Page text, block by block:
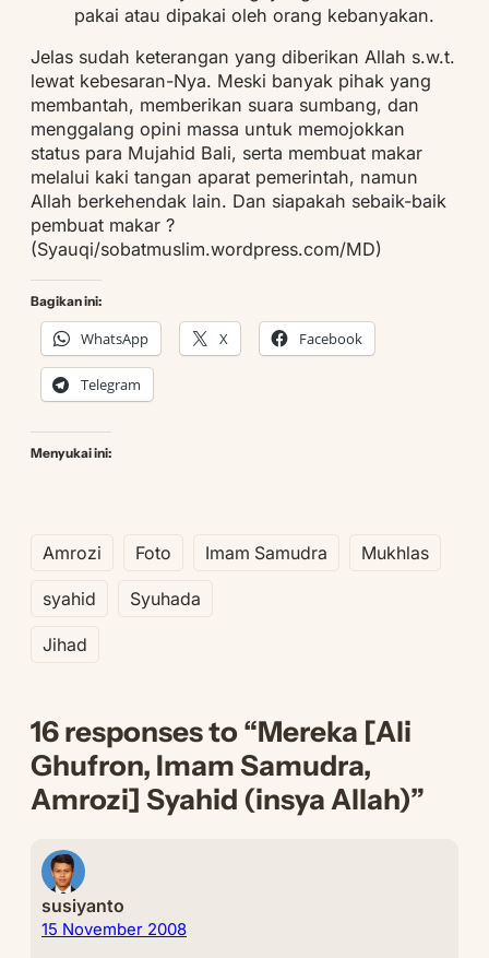
pakai atau dipakai oleh orang kebanyakan.
Jelas sudah keterangan yang diberikan Allah s.w.t.
lewat kebesaran-Nya. Meski banyak pihak yang
membantah, memberikan suara sumbang, dan
menggalang opini massa untuk memojokkan
status para Mujahid Bali, serta membuat makar
melalui kaki tangan aparat pemerintah, namun
Allah berkehendak lain. Dan siapakah sebaik-baik
pembuat makar ?
(Syauqi/sobatmuslim.wordpress.com/MD)
Bagikan ini:
WhatsApp X Facebook
Telegram
Menyukai ini:
Amrozi Foto Imam Samudra Mukhlas
syahid Syuhada
Jihad
16 responses to “Mereka [Ali
Ghufron, Imam Samudra,
Amrozi] Syahid (insya Allah)”
susiyanto
15 November 2008